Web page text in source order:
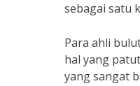
sebagai satu
Para ahli
hal yang
yang sangat